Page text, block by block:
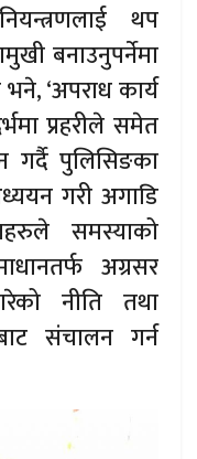
थप
बनाउनुपर्नेमा
‘अपराध कार्य
प्रहरीले समेत
गर्दै पुलिसिङका
गरी अगाडि
समस्याको
अग्रसर
नीति तथा
संचालन गर्न